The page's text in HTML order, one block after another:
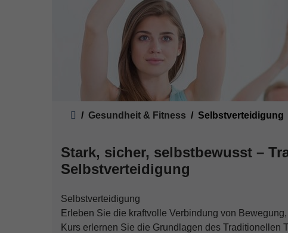
Gesundheit & Fitness Selbstverteidigung
Stark, sicher, selbstbewusst –
Selbstverteidigung
Selbstverteidigung
Erleben Sie die kraftvolle Verbindung von
Kurs erlernen Sie die Grundlagen des Traditionellen